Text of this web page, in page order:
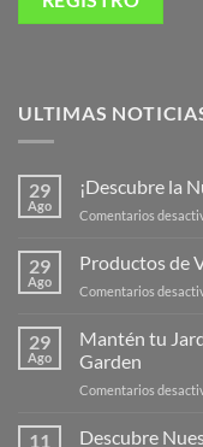
ULTIMAS
29
Ago
¡Descubre la
Comentarios
29
Ago
Productos de
Comentarios
29
Ago
Mantén tu
Garden
Comentarios
11 Descubre